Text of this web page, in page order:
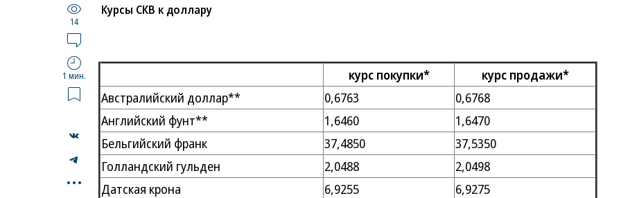
14
1 мин.
...
Курсы СКВ к доллару
курс покупки*
курс продажи*
Австралийский доллар**
0,6763
0,6768
Английский фунт**
1,6460
1,6470
Бельгийский франк
37,4850
37,5350
Голландский гульден
2,0488
2,0498
Датская крона
6,9255
6,9275